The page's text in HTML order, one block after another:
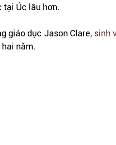
tại Úc lâu hơn.
giáo dục Jason Clare, sinh
năm.